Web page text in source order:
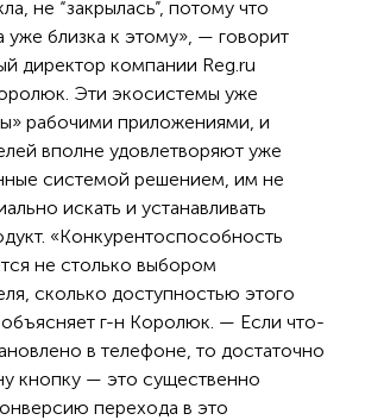
не “‎закрылась”‎, потому что
уже близка к этому», — говорит
директор компании Reg.ru
Эти экосистемы уже
рабочими приложениями, и
вполне удовлетворяют уже
системой решением, им не
искать и устанавливать
«Конкурентоспособность
не столько выбором
сколько доступностью этого
г-н Королюк. — Если что-
в телефоне, то достаточно
кнопку — это существенно
перехода в это